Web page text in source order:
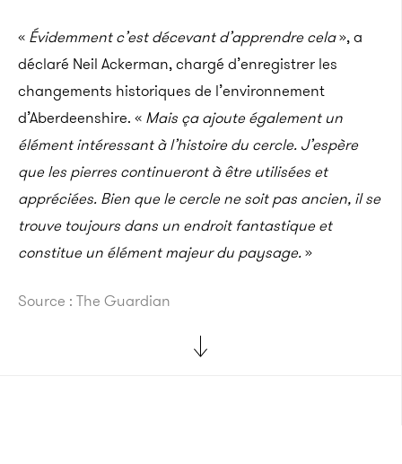
« Évidemment c’est décevant d’apprendre cela», a
déclaré Neil Ackerman, chargé d’enregistrer les
changements historiques de l’environnement
d’Aberdeenshire. « Mais ça ajoute également un
élément intéressant à l’histoire du cercle. J’espère
que les pierres continueront à être utilisées et
appréciées. Bien que le cercle ne soit pas ancien, il se
trouve toujours dans un endroit fantastique et
constitue un élément majeur du paysage.»
Source : The Guardian